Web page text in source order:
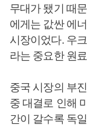
무대가 됐기 때
에게는 값싼 에
시장이었다. 우
라는 중요한 원
중국 시장의 부
중 대결로 인해
간이 갈수록 독